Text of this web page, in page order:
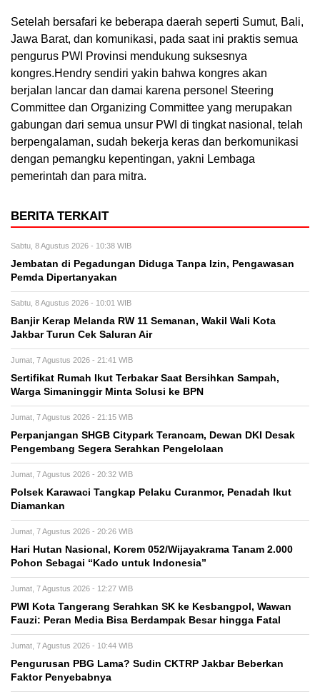
Setelah bersafari ke beberapa daerah seperti Sumut, Bali,
Jawa Barat, dan komunikasi, pada saat ini praktis semua
pengurus PWI Provinsi mendukung suksesnya
kongres.Hendry sendiri yakin bahwa kongres akan
berjalan lancar dan damai karena personel Steering
Committee dan Organizing Committee yang merupakan
gabungan dari semua unsur PWI di tingkat nasional, telah
berpengalaman, sudah bekerja keras dan berkomunikasi
dengan pemangku kepentingan, yakni Lembaga
pemerintah dan para mitra.
BERITA TERKAIT
Sabtu, 8 Agustus 2026 - 10:38 WIB
Jembatan di Pegadungan Diduga Tanpa Izin, Pengawasan
Pemda Dipertanyakan
Sabtu, 8 Agustus 2026 - 10:01 WIB
Banjir Kerap Melanda RW 11 Semanan, Wakil Wali Kota
Jakbar Turun Cek Saluran Air
Jumat, 7 Agustus 2026 - 21:41 WIB
Sertifikat Rumah Ikut Terbakar Saat Bersihkan Sampah,
Warga Simaninggir Minta Solusi ke BPN
Jumat, 7 Agustus 2026 - 21:15 WIB
Perpanjangan SHGB Citypark Terancam, Dewan DKI Desak
Pengembang Segera Serahkan Pengelolaan
Jumat, 7 Agustus 2026 - 20:32 WIB
Polsek Karawaci Tangkap Pelaku Curanmor, Penadah Ikut
Diamankan
Jumat, 7 Agustus 2026 - 20:26 WIB
Hari Hutan Nasional, Korem 052/Wijayakrama Tanam 2.000
Pohon Sebagai “Kado untuk Indonesia”
Jumat, 7 Agustus 2026 - 12:27 WIB
PWI Kota Tangerang Serahkan SK ke Kesbangpol, Wawan
Fauzi: Peran Media Bisa Berdampak Besar hingga Fatal
Jumat, 7 Agustus 2026 - 10:44 WIB
Pengurusan PBG Lama? Sudin CKTRP Jakbar Beberkan
Faktor Penyebabnya